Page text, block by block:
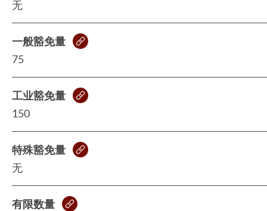
无
一般豁免量
75
工业豁免量
150
特殊豁免量
无
有限数量